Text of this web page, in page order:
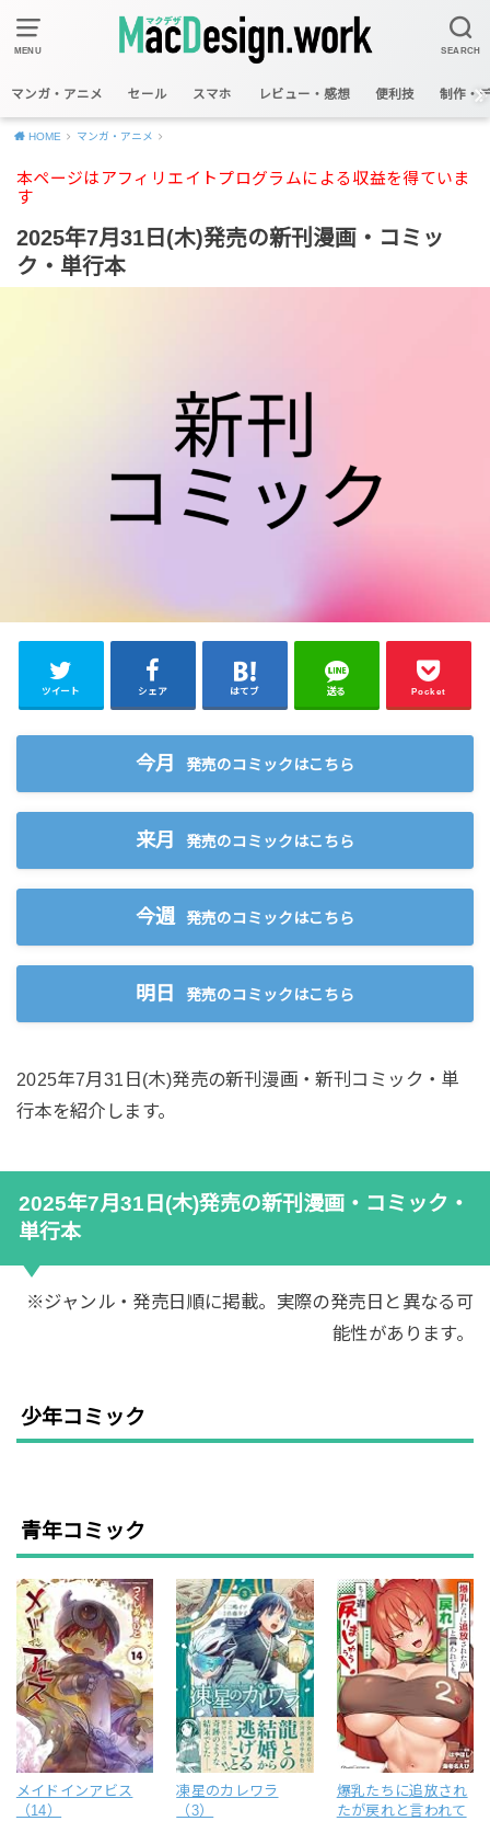
MENU SEARCH
マンガ・アニメ セール スマホ レビュー・感想 便利技 制作・
HOME マンガ・アニメ
本ページはアフィリエイトプログラムによる収益を得ていま
す
2025年7月31日(木)発売の新刊漫画・コミッ
ク・単行本
ツイート シェア はてブ 送る Pocket
今月 発売のコミックはこちら
来月 発売のコミックはこちら
今週 発売のコミックはこちら
明日 発売のコミックはこちら
2025年7月31日(木)発売の新刊漫画・新刊コミック・単
行本を紹介します。
2025年7月31日(木)発売の新刊漫画・コミック・
単行本
※ジャンル・発売日順に掲載。実際の発売日と異なる可
能性があります。
少年コミック
青年コミック
メイドインアビス
（14）
凍星のカレワラ
（3）
爆乳たちに追放され
たが戻れと言われて